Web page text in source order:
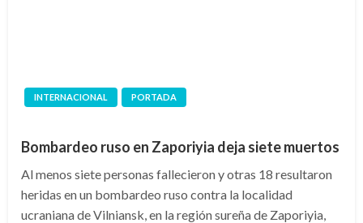
INTERNACIONAL PORTADA
Bombardeo ruso en Zaporiyia deja siete muertos
Al menos siete personas fallecieron y otras 18 resultaron
heridas en un bombardeo ruso contra la localidad
ucraniana de Vilniansk, en la región sureña de Zaporiyia,